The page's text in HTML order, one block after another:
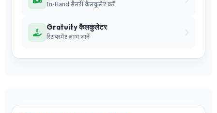
In-Hand सैलरी कैलकुलेट करें
Gratuity कैलकुलेटर
रिटायरमेंट लाभ जानें